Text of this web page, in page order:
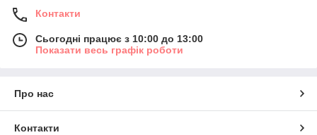
Контакти
Сьогодні працює з 10:00 до 13:00
Показати весь графік роботи
Про нас
Контакти